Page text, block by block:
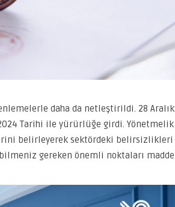
daha da netleştirildi. 28 Aralık
Tarihi ile yürürlüğe girdi. Yönetmelik
belirleyerek sektördeki belirsizlikleri
gereken önemli noktaları